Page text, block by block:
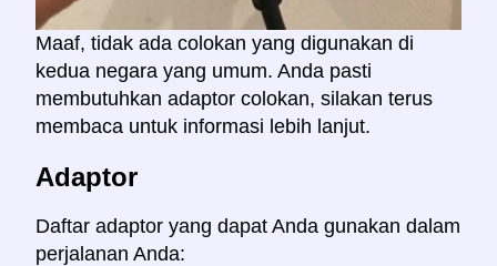
Maaf, tidak ada colokan yang digunakan di
kedua negara yang umum. Anda pasti
membutuhkan adaptor colokan, silakan terus
membaca untuk informasi lebih lanjut.
Adaptor
Daftar adaptor yang dapat Anda gunakan dalam
perjalanan Anda: